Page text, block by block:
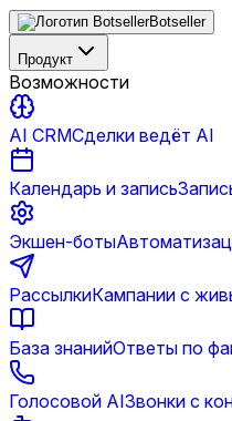
Botseller
Продукт
Возможности
AI CRMСделки ведёт AI
Календарь и запись
Экшен-боты
РассылкиКампании с
База знанийОтветы по
Голосовой AIЗвонки с